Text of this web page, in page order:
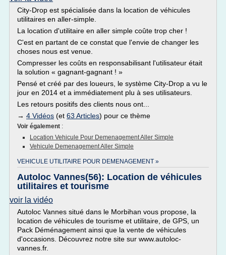
City-Drop est spécialisée dans la location de véhicules
utilitaires en aller-simple.
La location d'utilitaire en aller simple coûte trop cher !
C'est en partant de ce constat que l'envie de changer les
choses nous est venue.
Compresser les coûts en responsabilisant l'utilisateur était
la solution « gagnant-gagnant ! »
Pensé et créé par des loueurs, le système City-Drop a vu le
jour en 2014 et a immédiatement plu à ses utilisateurs.
Les retours positifs des clients nous ont...
→ 4 Vidéos (et 63 Articles) pour ce thème
Voir également :
Location Vehicule Pour Demenagement Aller Simple
Vehicule Demenagement Aller Simple
VEHICULE UTILITAIRE POUR DEMENAGEMENT »
Autoloc Vannes(56): Location de véhicules
utilitaires et tourisme
voir la vidéo
Autoloc Vannes situé dans le Morbihan vous propose, la
location de véhicules de tourisme et utilitaire, de GPS, un
Pack Déménagement ainsi que la vente de véhicules
d'occasions. Découvrez notre site sur www.autoloc-
vannes.fr.